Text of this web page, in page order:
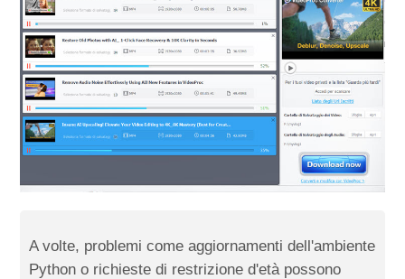
A volte, problemi come aggiornamenti dell'ambiente
Python o richieste di restrizione d'età possono